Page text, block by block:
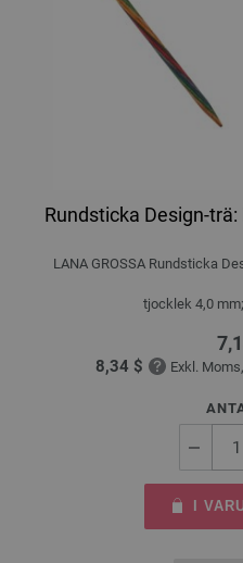
Rundsticka Design-
LANA GROSSA Rundsticka
tjocklek 4,0
8,34 $ Exkl.
I